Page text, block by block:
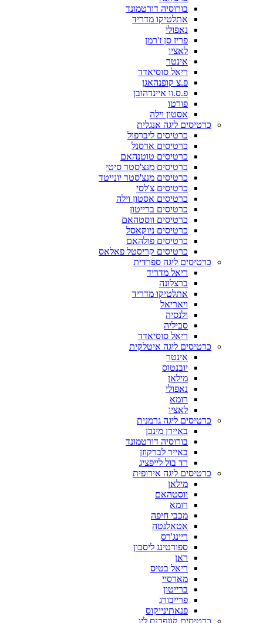
בורוסיה דורטמונד
אתלטיקו מדריד
נאפולי
פריז סן ז'רמן
לאציו
אינטר
ריאל סוסיאדד
פ.צ קופנהאגן
פ.ס.וו איינדהובן
פורטו
אסטון וילה
כרטיסים ליגה אנגלית
כרטיסים ליברפול
כרטיסים ארסנל
כרטיסים טוטנהאם
כרטיסים מנצ'סטר סיטי
כרטיסים מנצ'סטר יונייטד
כרטיסים צ'לסי
כרטיסים אסטון וילה
כרטיסים ברייטון
כרטיסים ווסטהאם
כרטיסים ניוקאסל
כרטיסים פולהאם
כרטיסים קריסטל פאלאס
כרטיסים ליגה ספרדית
ריאל מדריד
ברצלונה
אתלטיקו מדריד
ויאריאל
ולנסיה
סביליה
ריאל סוסיאדד
כרטיסים ליגה איטלקית
אינטר
יובנטוס
מילאן
נאפולי
רומא
לאציו
כרטיסים ליגה גרמנית
באיירן מינכן
בורוסיה דורטמונד
באייר לברקוזן
רד בול לייפציג
כרטיסים ליגה אירופית
מילאן
ווסטהאם
רומא
מכבי חיפה
אטאלנטה
ריינג'רס
ספורטינג ליסבון
ראן
ריאל בטיס
מארסיי
ברייטון
פרייבורג
פנאתינייקוס
כרטיסים קונפרנס ליג